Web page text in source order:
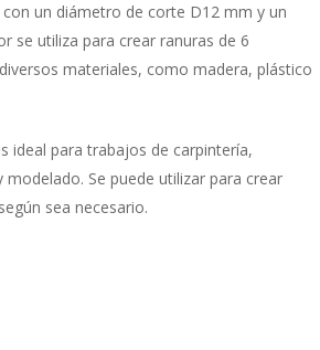
un diámetro de corte D12 mm y un
se utiliza para crear ranuras de 6
materiales, como madera, plástico
ideal para trabajos de carpintería,
Se puede utilizar para crear
sea necesario.